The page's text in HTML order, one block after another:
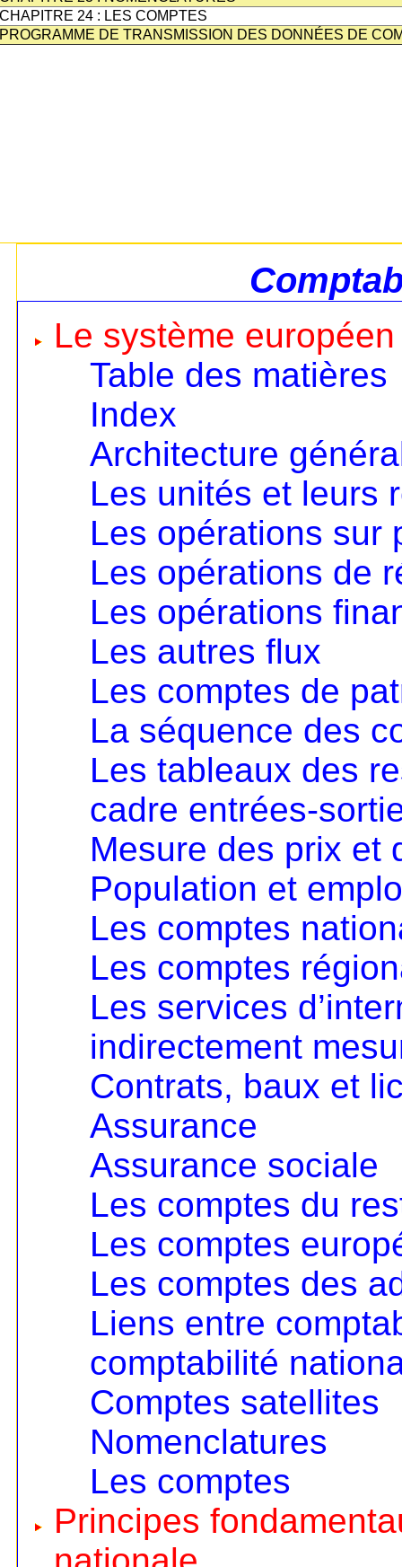
CHAPITRE 24 : LES COMPTES
PROGRAMME DE TRANSMISSION DES DONNÉES DE
Le système
Table des matières
Index
Architecture
Les unités et leurs
Les opérations sur
Les opérations de
Les opérations
Les autres flux
Les comptes de
La séquence des
Les tableaux des
cadre entrées-
Mesure des prix et
Population et
Les comptes
Les comptes
Les services
indirectement
Contrats, baux et
Assurance
Assurance sociale
Les comptes du
Les comptes
Les comptes des
Liens entre
comptabilité
Comptes satellites
Nomenclatures
Les comptes
Principes